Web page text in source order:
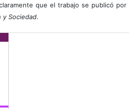
que el trabajo se publicó por
y Sociedad.